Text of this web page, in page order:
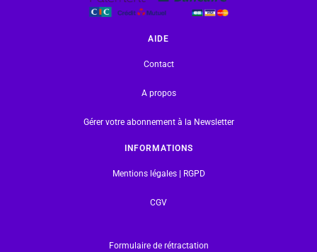
AIDE
Contact
A propos
Gérer votre abonnement à la Newsletter
INFORMATIONS
Mentions légales | RGPD
CGV
Formulaire de rétractation